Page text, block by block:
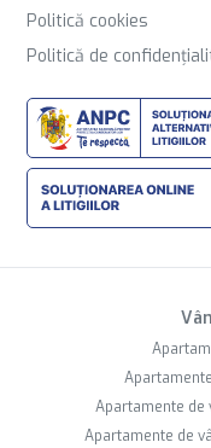
Politică cookies
Politică de
Apartamente de
Apartamente de